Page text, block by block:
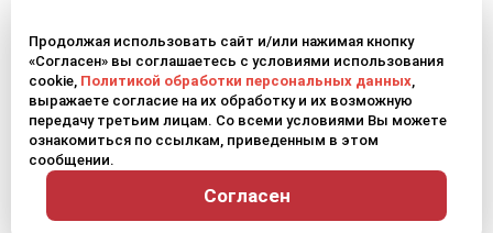
Карта сайтаПолитика конфиденциальности
© 2026 Uzumfermer. Все права защищены.
Продолжая использовать сайт и/или нажимая кнопку
«Согласен» вы соглашаетесь с условиями использования
cookie, Политикой обработки персональных данных,
выражаете согласие на их обработку и их возможную
передачу третьим лицам. Со всеми условиями Вы можете
ознакомиться по ссылкам, приведенным в этом
сообщении.
Согласен